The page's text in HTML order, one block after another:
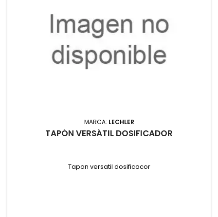
MARCA: LECHLER
TAPÓN VERSÁTIL DOSIFICADOR
Tapon versatil dosificacor